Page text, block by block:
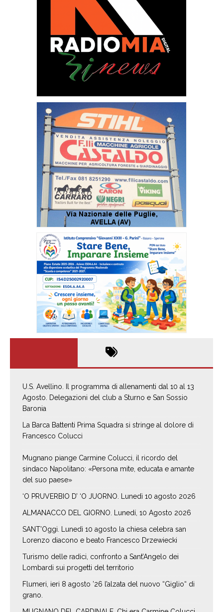
U.S. Avellino. Il programma di allenamenti dal 10 al 13
Agosto. Delegazioni del club a Sturno e San Sossio
Baronia
La Barca Battenti Prima Squadra si stringe al dolore di
Francesco Colucci
Mugnano piange Carmine Colucci, il ricordo del
sindaco Napolitano: «Persona mite, educata e amante
del suo paese»
‘O PRUVERBIO D’ ‘O JUORNO. Lunedì 10 agosto 2026
ALMANACCO DEL GIORNO. Lunedí, 10 Agosto 2026
SANT’Oggi. Lunedì 10 agosto la chiesa celebra san
Lorenzo diacono e beato Francesco Drzewiecki
Turismo delle radici, confronto a Sant’Angelo dei
Lombardi sui progetti del territorio
Flumeri, ieri 8 agosto ’26 l’alzata del nuovo “Giglio“ di
grano.